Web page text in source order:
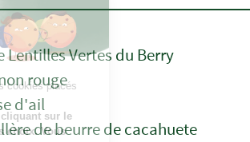
Lentilles Vertes du Berry
rouge
d'ail
de beurre de cacahuete